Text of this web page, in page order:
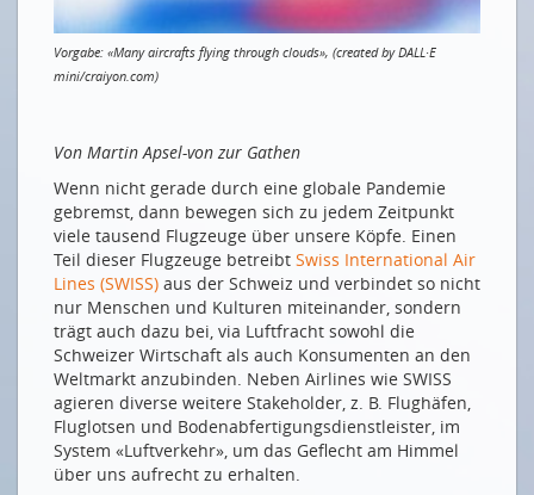
Effizienz im Flugbetrieb: SWISS verbessert
Nachhaltigkeit und erhöht operative Stabilität mit
Cloud-Technologie
EW Sirnach AG
Serv24 GmbH
Werke Wangen-Brüttisellen
Drucken
Impressum
Vorgabe: «Many aircrafts flying through clouds», (created by DALL·E
mini/craiyon.com)
Von Martin Apsel-von zur Gathen
Wenn nicht gerade durch eine globale Pandemie
gebremst, dann bewegen sich zu jedem Zeitpunkt
viele tausend Flugzeuge über unsere Köpfe. Einen
Teil dieser Flugzeuge betreibt Swiss International Air
Lines (SWISS) aus der Schweiz und verbindet so nicht
nur Menschen und Kulturen miteinander, sondern
trägt auch dazu bei, via Luftfracht sowohl die
Schweizer Wirtschaft als auch Konsumenten an den
Weltmarkt anzubinden. Neben Airlines wie SWISS
agieren diverse weitere Stakeholder, z. B. Flughäfen,
Fluglotsen und Bodenabfertigungsdienstleister, im
System «Luftverkehr», um das Geflecht am Himmel
über uns aufrecht zu erhalten.